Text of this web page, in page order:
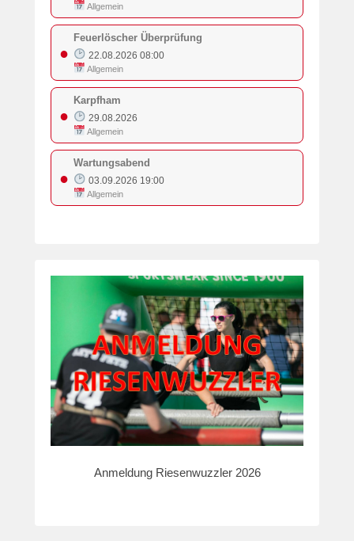
Allgemein
●
Feuerlöscher Überprüfung
22.08.2026 08:00
Allgemein
●
Karpfham
29.08.2026
Allgemein
●
Wartungsabend
03.09.2026 19:00
Allgemein
Anmeldung Riesenwuzzler 2026